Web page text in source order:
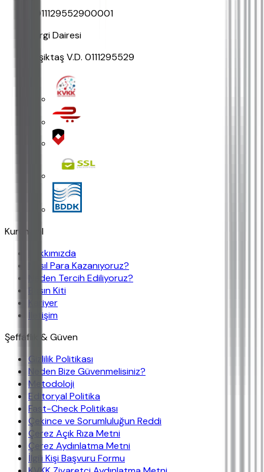
0011129552900001
Vergi Dairesi
Beşiktaş V.D. 0111295529
Kurumsal
Hakkımızda
Nasıl Para Kazanıyoruz?
Neden Tercih Ediliyoruz?
Basın Kiti
Kariyer
İletişim
Şeffaflık & Güven
Gizlilik Politikası
Neden Bize Güvenmelisiniz?
Metodoloji
Editoryal Politika
Fast-Check Politikası
Çekince ve Sorumluluğun Reddi
Çerez Açık Rıza Metni
Çerez Aydınlatma Metni
İlgili Kişi Başvuru Formu